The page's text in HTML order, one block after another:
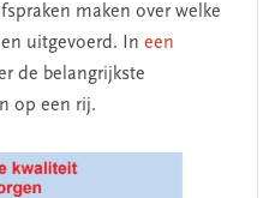
maken over welke
uitgevoerd. In een
de belangrijkste
op een rij.